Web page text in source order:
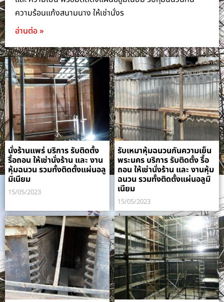
ความร้อนแก้งสนามนาง ให้เช่านั่งร
อ่านต่อ »
นั่งร้านแพร่ บริการ รับติดตั้ง
รื้อถอน ให้เช่านั่งร้าน และ งาน
หุ้มฉนวน รวมทั้งติดตั้งแผ่นอลู
มิเนียม
15/05/2023
รับเหมาหุ้มฉนวนกันความเย็น
พระนคร บริการ รับติดตั้ง รื้อ
ถอน ให้เช่านั่งร้าน และ งานหุ้ม
ฉนวน รวมทั้งติดตั้งแผ่นอลูมิ
เนียม
15/05/2023